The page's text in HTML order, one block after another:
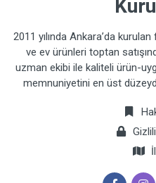
2011 yılında Ankara’da
ve ev ürünleri toptan
uzman ekibi ile kaliteli ürün-
memnuniyetini en üst